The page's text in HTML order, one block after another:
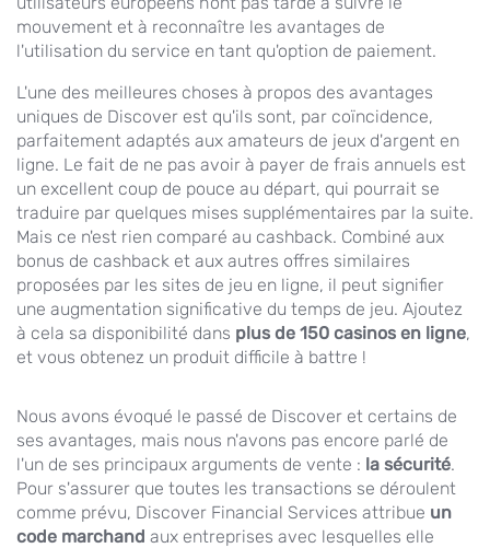
mouvement et à reconnaître les avantages de
l'utilisation du service en tant qu'option de paiement.
L'une des meilleures choses à propos des avantages
uniques de Discover est qu'ils sont, par coïncidence,
parfaitement adaptés aux amateurs de jeux d'argent en
ligne. Le fait de ne pas avoir à payer de frais annuels est
un excellent coup de pouce au départ, qui pourrait se
traduire par quelques mises supplémentaires par la suite.
Mais ce n'est rien comparé au cashback. Combiné aux
bonus de cashback et aux autres offres similaires
proposées par les sites de jeu en ligne, il peut signifier
une augmentation significative du temps de jeu. Ajoutez
à cela sa disponibilité dans plus de 150 casinos en ligne,
et vous obtenez un produit difficile à battre !
Nous avons évoqué le passé de Discover et certains de
ses avantages, mais nous n'avons pas encore parlé de
l'un de ses principaux arguments de vente : la sécurité.
Pour s'assurer que toutes les transactions se déroulent
comme prévu, Discover Financial Services attribue un
code marchand aux entreprises avec lesquelles elle